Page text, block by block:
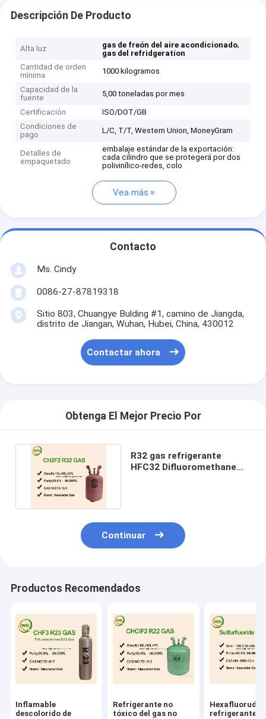
Descripción De Producto
Alta luz gas de freón del aire acondicionado,
gas del refridgeration
Cantidad de orden
mínima
1000 kilogramos
Capacidad de la
fuente
5,00 toneladas por mes
Certificación
ISO/DOT/GB
Condiciones de
pago
L/C, T/T, Western Union, MoneyGram
Detalles de
empaquetado
embalaje estándar de la exportación:
cada cilindro que se protegerá por dos
polivinílico-redes, colo
Vea más
Contacto
Ms. Cindy
0086-27-87819318
Sitio 803, Chuangye Bulding #1, camino de Jiangda,
distrito de Jiangan, Wuhan, Hubei, China, 430012
Contactar ahora
Obtenga El Mejor Precio Por
R32 gas refrigerante
HFC32 Difluoromethane
Continuar
Productos Recomendados
Inflamable
descolorido de
Refrigerante no
tóxico del gas no
Hexafluorudo
refrigerante